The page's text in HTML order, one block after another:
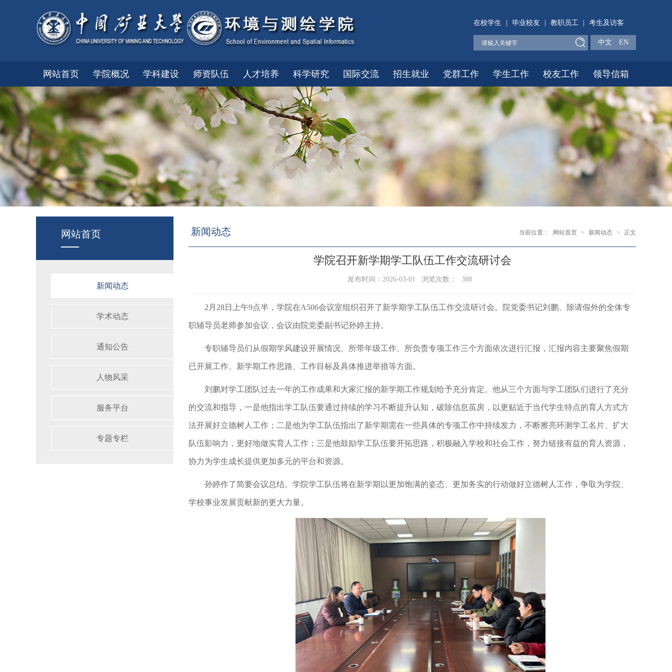
在校学生 毕业校友 教职员工 考生及访客
中文 EN
网站首页 学院概况 学科建设 师资队伍 人才培养 科学研究 国际交流 招生就业 党群工作 学生工作 校友工作 领导信箱
网站首页
新闻动态
学术动态
通知公告
人物风采
服务平台
专题专栏
当前位置： 网站首页 > 新闻动态 > 正文
新闻动态
学院召开新学期学工队伍工作交流研讨会
发布时间：2026-03-01 浏览次数： 388
2月28日上午9点半，学院在A506会议室组织召开了新学期学工队伍工作交流研讨会。院党委书记刘鹏、除请假外的全体专
职辅导员老师参加会议，会议由院党委副书记孙婷主持。
专职辅导员们从假期学风建设开展情况、所带年级工作、所负责专项工作三个方面依次进行汇报，汇报内容主要聚焦假期
已开展工作、新学期工作思路、工作目标及具体推进举措等方面。
刘鹏对学工团队过去一年的工作成果和大家汇报的新学期工作规划给予充分肯定。他从三个方面与学工团队们进行了充分
的交流和指导，一是他指出学工队伍要通过持续的学习不断提升认知，破除信息茧房，以更贴近于当代学生特点的育人方式方
法开展好立德树人工作；二是他为学工队伍指出了新学期需在一些具体的专项工作中持续发力，不断擦亮环测学工名片、扩大
队伍影响力，更好地做实育人工作；三是他鼓励学工队伍要开拓思路，积极融入学校和社会工作 ，努力链接有益的育人资源，
协力为学生成长提供更加多元的平台和资源。
孙婷作了简要会议总结。学院学工队伍将在新学期以更加饱满的姿态、更加务实的行动做好立德树人工作，争取为学院、
学校事业发展贡献新的更大力量。